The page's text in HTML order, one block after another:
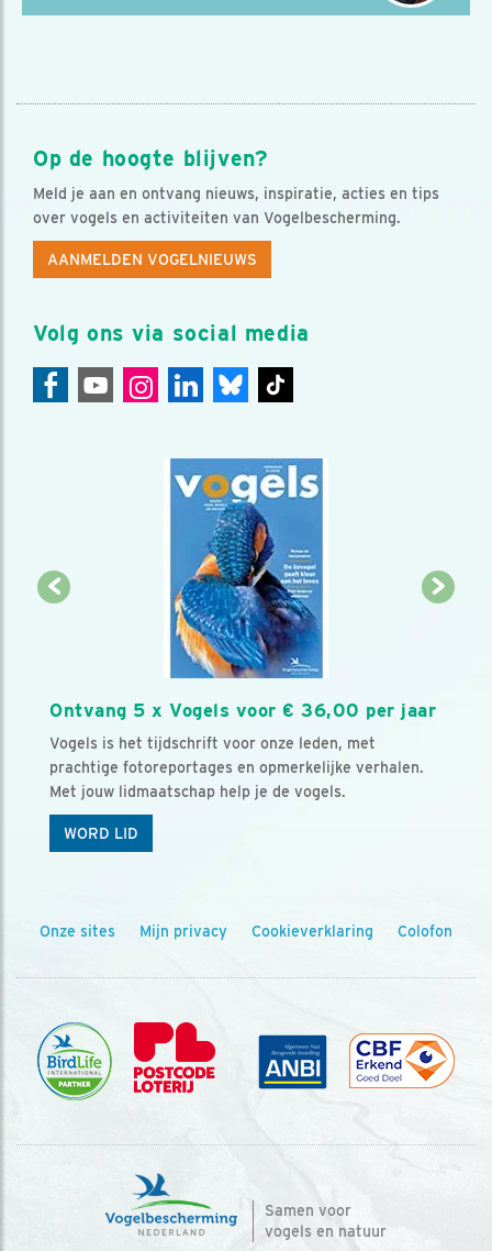
Op de hoogte blijven?
Meld je aan en ontvang nieuws, inspiratie, acties en tips
over vogels en activiteiten van Vogelbescherming.
AANMELDEN VOGELNIEUWS
Volg ons via social media
Ontvang 5 x Vogels voor € 36,00 per jaar
Vogels is het tijdschrift voor onze leden, met
prachtige fotoreportages en opmerkelijke verhalen.
Met jouw lidmaatschap help je de vogels.
WORD LID
Onze sites Mijn privacy Cookieverklaring Colofon
Samen voor
vogels en natuur